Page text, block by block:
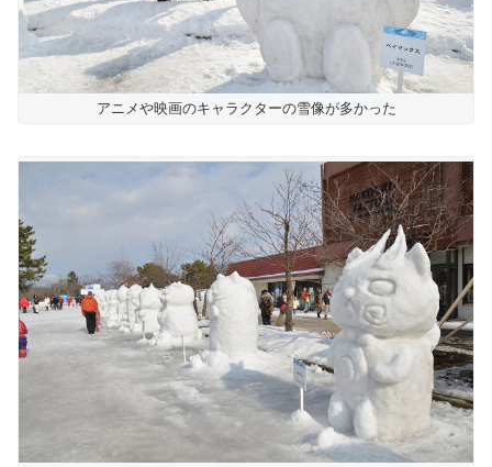
アニメや映画のキャラクターの雪像が多かった